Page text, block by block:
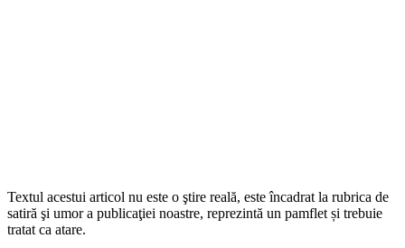
Textul acestui articol nu este o ştire reală, este încadrat la rubrica de
satiră şi umor a publicaţiei noastre, reprezintă un pamflet și trebuie
tratat ca atare.